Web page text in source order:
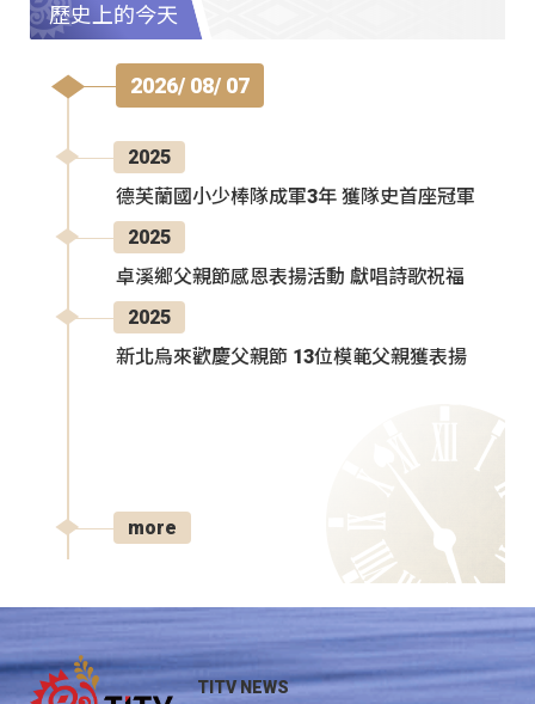
歷史上的今天
2026/ 08/ 07
2025
德芙蘭國小少棒隊成軍3年 獲隊史首座冠軍
2025
卓溪鄉父親節感恩表揚活動 獻唱詩歌祝福
2025
新北烏來歡慶父親節 13位模範父親獲表揚
more
TITV NEWS